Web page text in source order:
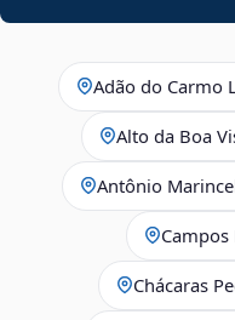
Adão do Carmo
Alto da Boa
Antônio
Campos
Chácaras